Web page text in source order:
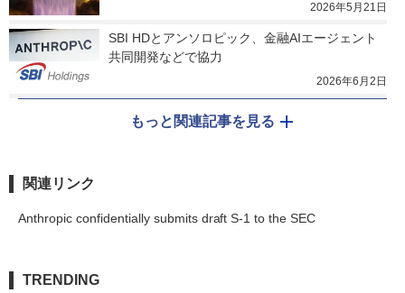
2026年5月21日
SBI HDとアンソロピック、金融AIエージェント
共同開発などで協力
2026年6月2日
もっと関連記事を見る
関連リンク
Anthropic confidentially submits draft S-1 to the SEC
TRENDING